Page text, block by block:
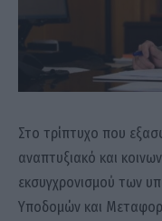
Στο τρίπτυχο που
αναπτυξιακό και
εκσυγχρονισμού των
Υποδομών και